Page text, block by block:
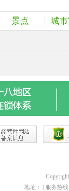
景点 城
地址： | 服务热线